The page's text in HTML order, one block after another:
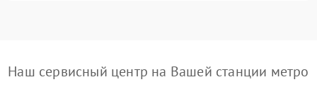
Наш сервисный центр на Вашей станции метро